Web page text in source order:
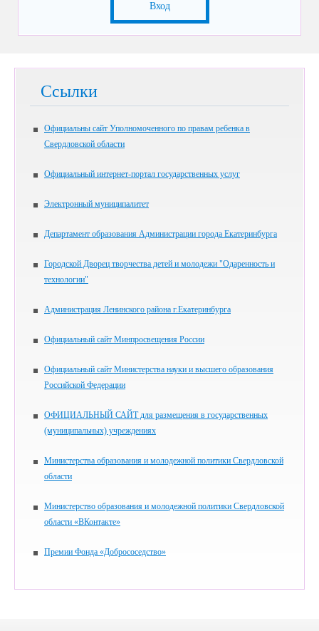
Вход
Ссылки
Официальны сайт Уполномоченного по правам ребенка в
Свердловской области
Официальный интернет-портал государственных услуг
Электронный муниципалитет
Департамент образования Администрации города Екатеринбурга
Городской Дворец творчества детей и молодежи "Одаренность и
технологии"
Администрация Ленинского района г.Екатеринбурга
Официальный сайт Минпросвещения России
Официальный сайт Министерства науки и высшего образования
Российской Федерации
ОФИЦИАЛЬНЫЙ САЙТ для размещения в государственных
(муниципальных) учреждениях
Министерства образования и молодежной политики Свердловской
области
Министерство образования и молодежной политики Свердловской
области «ВКонтакте»
Премии Фонда «Добрососедство»